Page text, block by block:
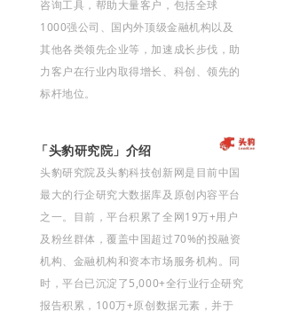
咨询工具，帮助大量客户，包括全球
1000强公司、国内外顶级金融机构以及
其他各类领先企业等，加速成长步伐，助
力客户在行业内取得增长、科创、领先的
标杆地位。
「头豹研究院」介绍
头豹研究院及头豹科技创新网是目前中国
最大的行企研究大数据库及原创内容平台
之一。目前，平台积累了全网19万+用户
及粉丝群体，覆盖中国超过70%的投融资
机构、金融机构和资本市场服务机构。同
时，平台已沉淀了5,000+全行业行企研究
报告积累，100万+原创数据元素，并于